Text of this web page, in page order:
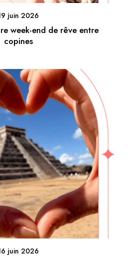
juin 2026
week-end de rêve entre
copines
juin 2026